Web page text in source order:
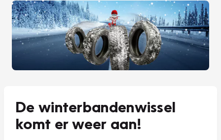
De winterbandenwissel
komt er weer aan!